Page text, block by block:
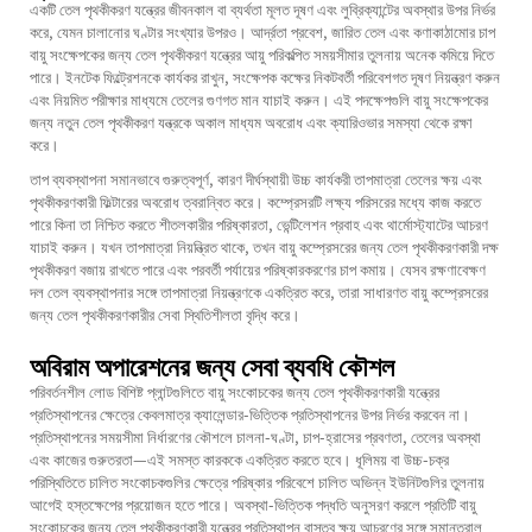
একটি তেল পৃথকীকরণ যন্ত্রের জীবনকাল বা ব্যর্থতা মূলত দূষণ এবং লুব্রিক্যান্টের অবস্থার উপর নির্ভর
করে, যেমন চালানোর ঘণ্টার সংখ্যার উপরও। আর্দ্রতা প্রবেশ, জারিত তেল এবং কণাকাঠামোর চাপ
বায়ু সংক্ষেপকের জন্য তেল পৃথকীকরণ যন্ত্রের আয়ু পরিকল্পিত সময়সীমার তুলনায় অনেক কমিয়ে দিতে
পারে। ইনটেক ফিল্ট্রেশনকে কার্যকর রাখুন, সংক্ষেপক কক্ষের নিকটবর্তী পরিবেশগত দূষণ নিয়ন্ত্রণ করুন
এবং নিয়মিত পরীক্ষার মাধ্যমে তেলের গুণগত মান যাচাই করুন। এই পদক্ষেপগুলি বায়ু সংক্ষেপকের
জন্য নতুন তেল পৃথকীকরণ যন্ত্রকে অকাল মাধ্যম অবরোধ এবং ক্যারিওভার সমস্যা থেকে রক্ষা
করে।
তাপ ব্যবস্থাপনা সমানভাবে গুরুত্বপূর্ণ, কারণ দীর্ঘস্থায়ী উচ্চ কার্যকরী তাপমাত্রা তেলের ক্ষয় এবং
পৃথকীকরণকারী ফিল্টারের অবরোধ ত্বরান্বিত করে। কম্প্রেসরটি লক্ষ্য পরিসরের মধ্যে কাজ করতে
পারে কিনা তা নিশ্চিত করতে শীতলকারীর পরিষ্কারতা, ভেন্টিলেশন প্রবাহ এবং থার্মোস্ট্যাটের আচরণ
যাচাই করুন। যখন তাপমাত্রা নিয়ন্ত্রিত থাকে, তখন বায়ু কম্প্রেসরের জন্য তেল পৃথকীকরণকারী দক্ষ
পৃথকীকরণ বজায় রাখতে পারে এবং পরবর্তী পর্যায়ের পরিষ্কারকরণের চাপ কমায়। যেসব রক্ষণাবেক্ষণ
দল তেল ব্যবস্থাপনার সঙ্গে তাপমাত্রা নিয়ন্ত্রণকে একত্রিত করে, তারা সাধারণত বায়ু কম্প্রেসরের
জন্য তেল পৃথকীকরণকারীর সেবা স্থিতিশীলতা বৃদ্ধি করে।
অবিরাম অপারেশনের জন্য সেবা ব্যবধি কৌশল
পরিবর্তনশীল লোড বিশিষ্ট প্লান্টগুলিতে বায়ু সংকোচকের জন্য তেল পৃথকীকরণকারী যন্ত্রের
প্রতিস্থাপনের ক্ষেত্রে কেবলমাত্র ক্যালেন্ডার-ভিত্তিক প্রতিস্থাপনের উপর নির্ভর করবেন না।
প্রতিস্থাপনের সময়সীমা নির্ধারণের কৌশলে চালনা-ঘণ্টা, চাপ-হ্রাসের প্রবণতা, তেলের অবস্থা
এবং কাজের গুরুতরতা—এই সমস্ত কারককে একত্রিত করতে হবে। ধূলিময় বা উচ্চ-চক্র
পরিস্থিতিতে চালিত সংকোচকগুলির ক্ষেত্রে পরিষ্কার পরিবেশে চালিত অভিন্ন ইউনিটগুলির তুলনায়
আগেই হস্তক্ষেপের প্রয়োজন হতে পারে। অবস্থা-ভিত্তিক পদ্ধতি অনুসরণ করলে প্রতিটি বায়ু
সংকোচকের জন্য তেল পৃথকীকরণকারী যন্ত্রের প্রতিস্থাপন বাস্তব ক্ষয় আচরণের সঙ্গে সমান্তরাল